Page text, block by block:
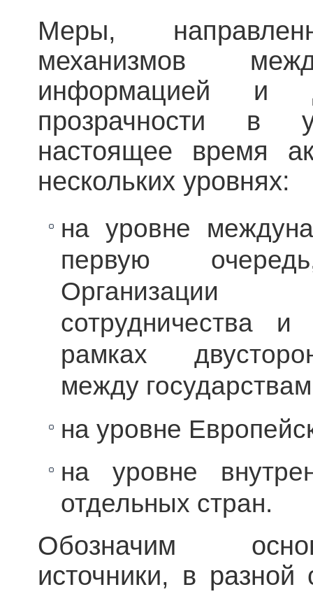
Меры,
механизмов
информацией и
прозрачности в
настоящее время
нескольких уровнях:
на уровне
первую
Организации
сотрудничества
рамках
между
на уровне
на уровне
отдельных стран.
Обозначим
источники, в разной